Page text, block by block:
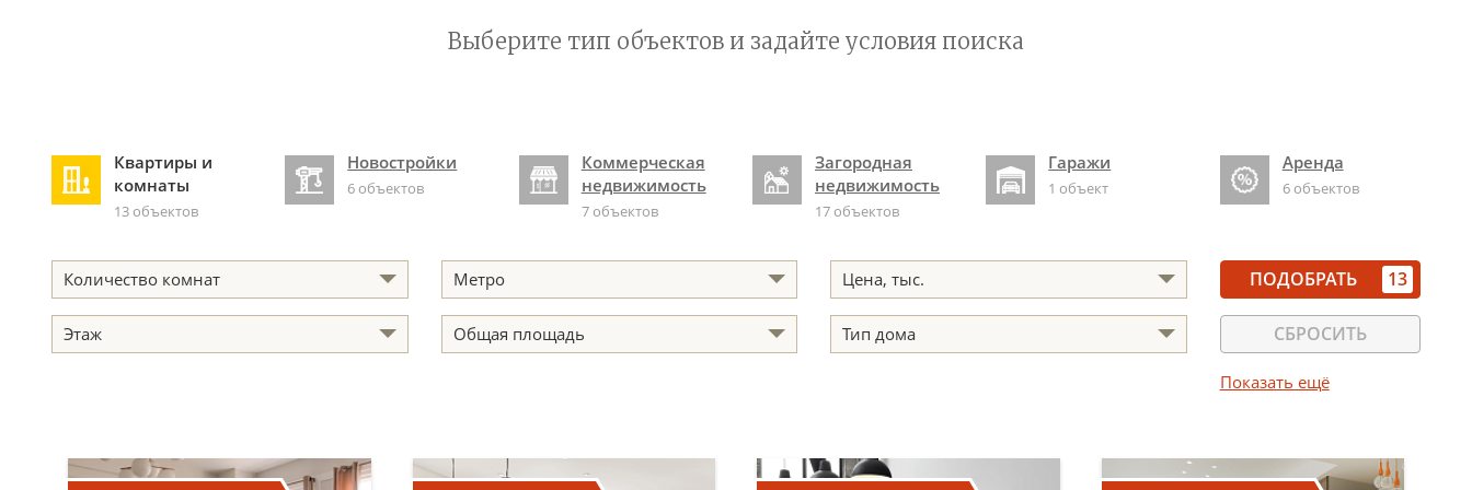
Выберите тип объектов и задайте условия поиска
Квартиры и
комнаты
13 объектов
Новостройки
6 объектов
Коммерческая
недвижимость
7 объектов
Загородная
недвижимость
17 объектов
Гаражи
1 объект
Аренда
6 объектов
Количество комнат Метро Цена, тыс.
Этаж Общая площадь Тип дома
ПОДОБРАТЬ 13
СБРОСИТЬ
Показать ещё